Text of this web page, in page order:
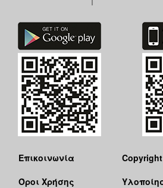
Επικοινωνία
Όροι Χρήσης